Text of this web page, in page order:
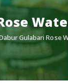
Gulabari Rose